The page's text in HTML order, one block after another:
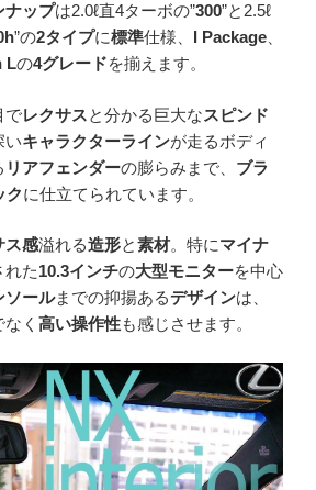
ナップは2.0ℓ直4ターボの”300”と2.5ℓ
”の2タイプに標準仕様、 I Package
Lの4グレードを揃えます。
でレクサスと分かる巨大なスピンド
いキャラクターラインが走るボディ
リアフェンダーの膨らみまで、 ブラ
クに仕立てられています。
ス感溢れる造形と素材。特にマイナ
れた10.3インチの大型モニターを中心
ソールまでの抑揚あるデザインは、
く 高い操作性も感じさせます。